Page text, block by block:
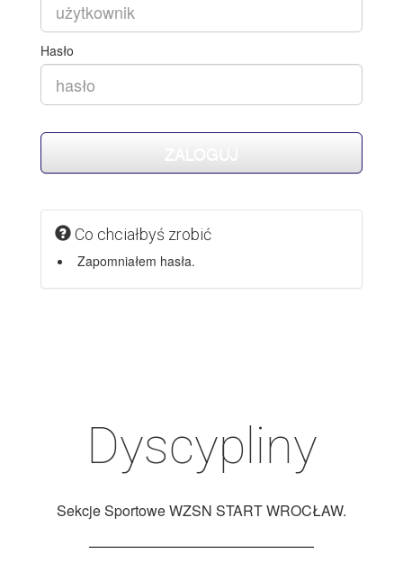
Hasło
Co chciałbyś zrobić
Zapomniałem hasła.
Dyscypliny
Sekcje Sportowe WZSN START WROCŁAW.